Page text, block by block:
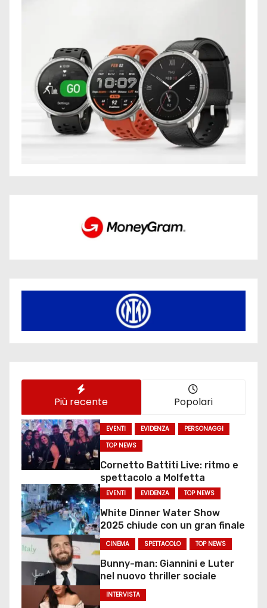
Più recente Popolari
EVENTI EVIDENZA
PERSONAGGI
TOP NEWS
Cornetto Battiti Live: ritmo e
spettacolo a Molfetta
EVENTI EVIDENZA TOP NEWS
White Dinner Water Show
2025 chiude con un gran finale
CINEMA SPETTACOLO TOP NEWS
Bunny-man: Giannini e Luter
nel nuovo thriller sociale
INTERVISTA